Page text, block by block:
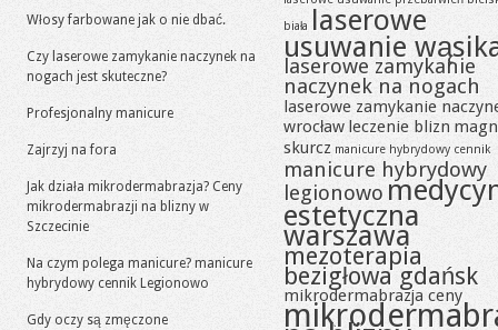
Włosy farbowane jak o nie dbać.
Czy laserowe zamykanie naczynek na
nogach jest skuteczne?
Profesjonalny manicure
Zajrzyj na fora
Jak działa mikrodermabrazja? Ceny
mikrodermabrazji na blizny w
Szczecinie
Na czym polega manicure? manicure
hybrydowy cennik Legionowo
Gdy oczy są zmęczone
biała laserowe
usuwanie
laserowe zamykanie
naczynek na nogach
laserowe zamykanie
wrocław leczenie blizn
skurcz manicure hybrydowy cennik
manicure hybrydowy
legionowo
estetyczna
warszawa
mezoterapia
bezigłowa gdańsk
mikrodermabrazja ceny